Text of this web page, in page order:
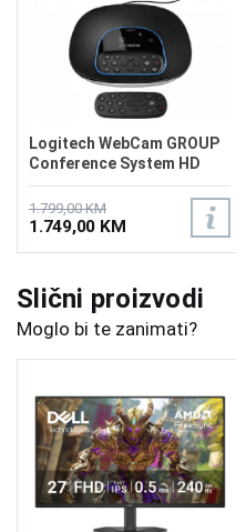
Logitech WebCam GROUP
Conference System HD
Bluetooth
1.799,00 KM
1.749,00 KM
Slični proizvodi
Moglo bi te zanimati?